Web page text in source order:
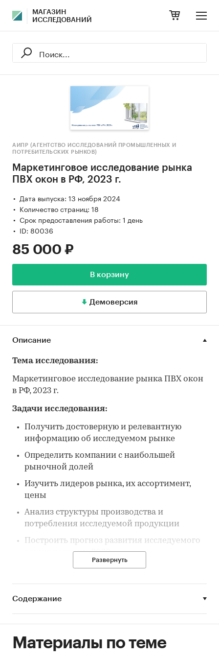
МАГАЗИН
ИССЛЕДОВАНИЙ
АИПР (АГЕНТСТВО ИССЛЕДОВАНИЙ ПРОМЫШЛЕННЫХ И
ПОТРЕБИТЕЛЬСКИХ РЫНКОВ)
Маркетинговое исследование рынка
ПВХ окон в РФ, 2023 г.
Дата выпуска: 13 ноября 2024
Количество страниц: 18
Срок предоставления работы: 1 день
ID: 80036
85 000 ₽
В корзину
Демоверсия
Описание
Тема исследования:
Маркетинговое исследование рынка ПВХ окон
в РФ, 2023 г.
Задачи исследования:
Получить достоверную и релевантную
информацию об исследуемом рынке
Определить компании с наибольшей
рыночной долей
Изучить лидеров рынка, их ассортимент,
цены
Анализ структуры производства и
потребления исследуемой продукции
Построить прогноз развития исследуемого
рынка до конца 2030 г.
Параметры исследования:
Исследуемый период: 2023 г.
Развернуть
Содержание
Материалы по теме